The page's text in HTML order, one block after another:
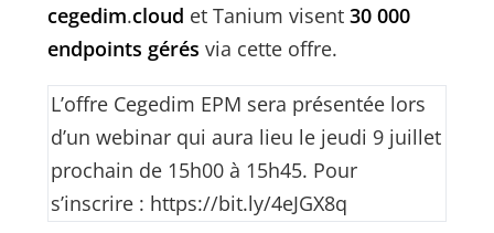
cegedim.cloud et Tanium visent 30 000
endpoints gérés via cette offre.
L’offre Cegedim EPM sera présentée lors
d’un webinar qui aura lieu le jeudi 9 juillet
prochain de 15h00 à 15h45. Pour
s’inscrire : https://bit.ly/4eJGX8q